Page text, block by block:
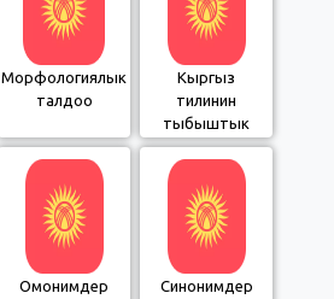
Морфологиялык
талдоо
Кыргыз
тилинин
тыбыштык
курамы
(уландысы)
Омонимдер
Синонимдер